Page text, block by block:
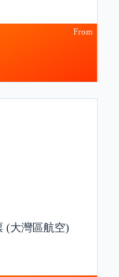
From
(大灣區航空)